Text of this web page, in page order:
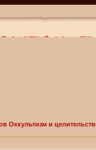
Оккультизм и